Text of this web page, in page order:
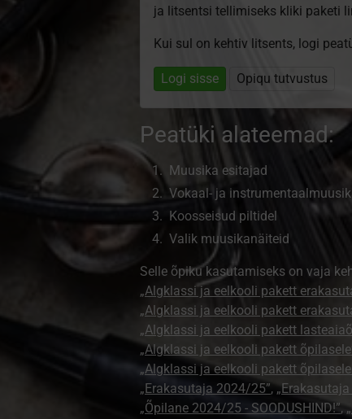
ja litsentsi tellimiseks kliki paketi
Kui sul on kehtiv litsents, logi
Logi sisse Opiqu tutvustus
Peatüki alateemad:
Muusika esitajad
Vokaal- ja
Koosseisud piltidel
Valik muusikanäiteid
Selle õpiku kasutamiseks on vaja
„Algklassi ja eelkooli pakett
„Algklassi ja eelkooli pakett
„Algklassi ja eelkooli pakett
„Algklassi ja eelkooli pakett
„Algklassi ja eelkooli pakett
„Erakasutaja 2024/25”,
„Õpilane 2024/25 - SOODUSHIND!”,